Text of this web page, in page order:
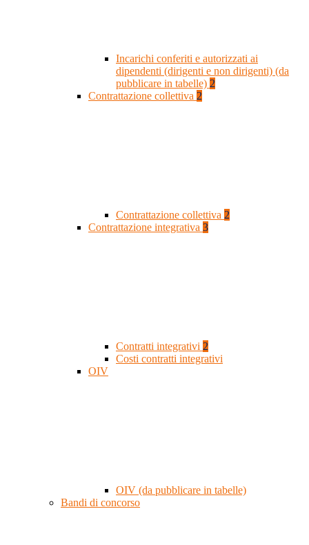
Incarichi conferiti e autorizzati ai
dipendenti (dirigenti e non dirigenti) (da
pubblicare in tabelle) 2
Contrattazione collettiva 2
Contrattazione collettiva 2
Contrattazione integrativa 3
Contratti integrativi 2
Costi contratti integrativi
OIV
OIV (da pubblicare in tabelle)
Bandi di concorso